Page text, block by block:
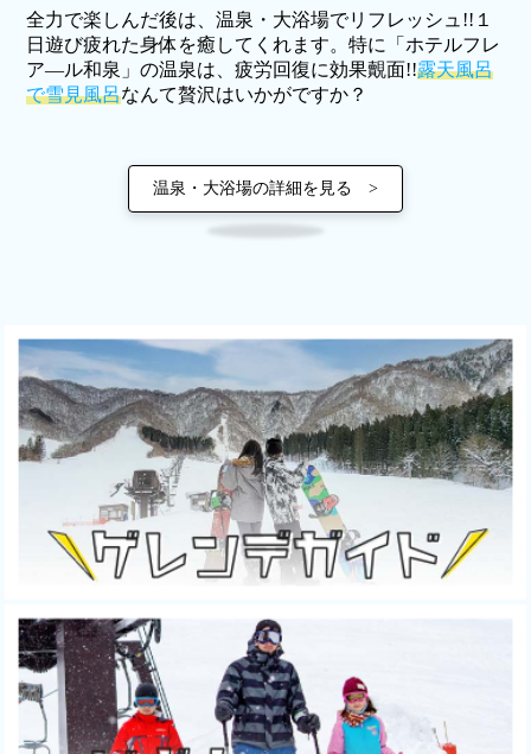
全力で楽しんだ後は、温泉・大浴場でリフレッシュ!!１
日遊び疲れた身体を癒してくれます。特に「ホテルフレ
ア―ル和泉」の温泉は、疲労回復に効果覿面!!露天風呂
で雪見風呂なんて贅沢はいかがですか？
温泉・大浴場の詳細を見る >